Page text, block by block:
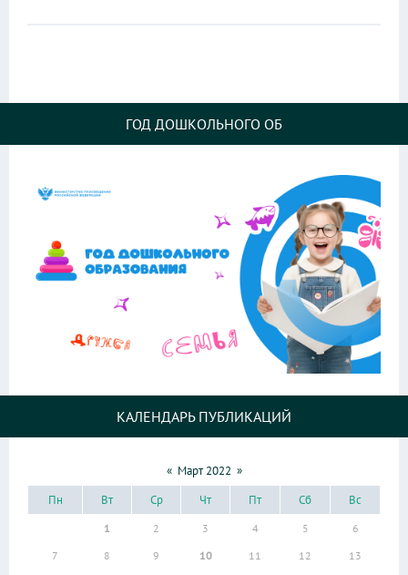
ГОД ДОШКОЛЬНОГО ОБ
КАЛЕНДАРЬ ПУБЛИКАЦИЙ
« Март 2022 »
Пн
Вт Ср Чт Пт Сб Вс
1 2 3 4 5
6
7
8 9 10 11 12
13